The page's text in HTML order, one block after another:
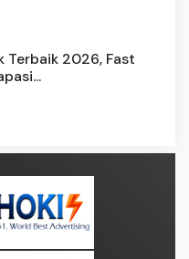
Terbaik 2026, Fast